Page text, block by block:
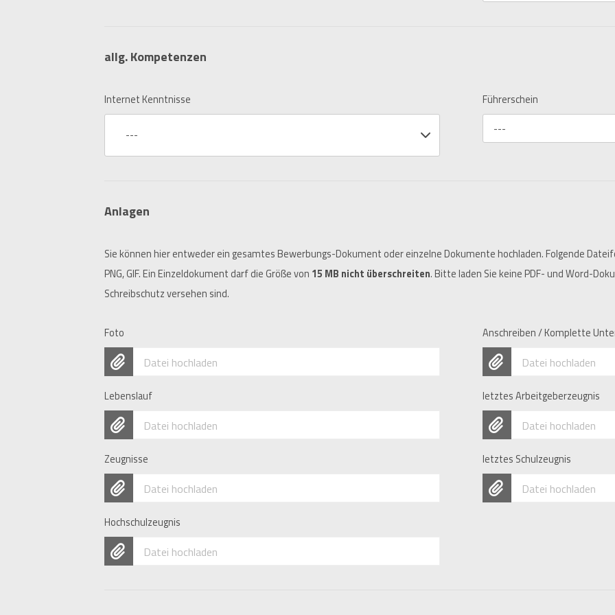
allg. Kompetenzen
Internet Kenntnisse
---
Führerschein
---
Anlagen
Sie können hier entweder ein gesamtes Bewerbungs-Dokument oder einzelne Dokumente hochladen. Folgende
PNG, GIF. Ein Einzeldokument darf die Größe von 15 MB nicht überschreiten. Bitte laden Sie keine PDF- und Word-
Schreibschutz versehen sind.
Foto
Datei hochladen
Anschreiben / Komplette
Datei hochladen
Lebenslauf
Datei hochladen
letztes Arbeitgeberzeugnis
Datei hochladen
Zeugnisse
Datei hochladen
letztes Schulzeugnis
Datei hochladen
Hochschulzeugnis
Datei hochladen